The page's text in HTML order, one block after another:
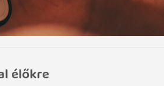
élőkre